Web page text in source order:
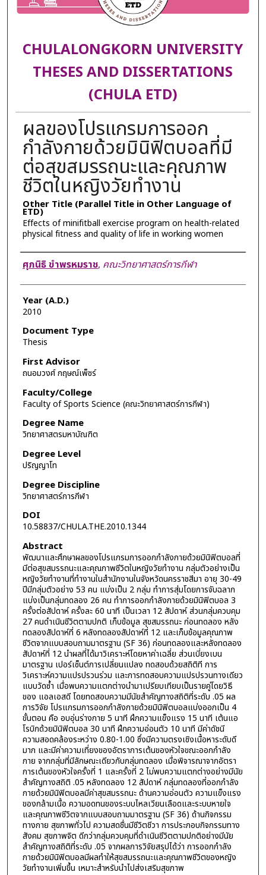
CHULALONGKORN UNIVERSITY
THESES AND DISSERTATIONS
(CHULA ETD)
ผลของโปรแกรมการออก
กำลังกายด้วยมินิฟิตบอลที่มี
ต่อสุขสมรรถนะและคุณภาพ
ชีวิตในหญิงวัยทำงาน
Other Title (Parallel Title in Other Language of
ETD)
Effects of minifitball exercise program on health-related
physical fitness and quality of life in working women
Author
ศุภนิธิ ขำพรหมราช, คณะวิทยาศาสตร์การกีฬา
Year (A.D.)
2010
Document Type
Thesis
First Advisor
ถนอมวงศ์ กฤษณ์เพ็ชร์
Faculty/College
Faculty of Sports Science (คณะวิทยาศาสตร์การกีฬา)
Degree Name
วิทยาศาสตรมหาบัณฑิต
Degree Level
ปริญญาโท
Degree Discipline
วิทยาศาสตร์การกีฬา
DOI
10.58837/CHULA.THE.2010.1344
Abstract
พัฒนาและศึกษาผลของโปรแกรมการออกกำลังกายด้วยมินิฟิตบอลที่
มีต่อสุขสมรรถนะและคุณภาพชีวิตในหญิงวัยทำงาน กลุ่มตัวอย่างเป็น
หญิงวัยทำงานที่ทำงานในสำนักงานในจังหวัดนครราชสีมา อายุ 30-49
ปีมีกลุ่มตัวอย่าง 53 คน แบ่งเป็น 2 กลุ่ม ทำการสุ่มโดยการจับฉลาก
แบ่งเป็นกลุ่มทดลอง 26 คน ทำการออกกำลังกายด้วยมินิฟิตบอล 3
ครั้งต่อสัปดาห์ ครั้งละ 60 นาที เป็นเวลา 12 สัปดาห์ ส่วนกลุ่มควบคุม
27 คนดำเนินชีวิตตามปกติ เก็บข้อมูล สุขสมรรถนะ ก่อนทดลอง หลัง
ทดลองสัปดาห์ที่ 6 หลังทดลองสัปดาห์ที่ 12 และเก็บข้อมูลคุณภาพ
ชีวิตจากแบบสอบถามมาตรฐาน (SF 36) ก่อนทดลองและหลังทดลอง
สัปดาห์ที่ 12 นำผลที่ได้มาวิเคราะห์โดยหาค่าเฉลี่ย ส่วนเบี่ยงเบน
มาตรฐาน เปอร์เซ็นต์การเปลี่ยนแปลง ทดสอบด้วยสถิติที การ
วิเคราะห์ความแปรปรวนร่วม และการทดสอบความแปรปรวนทางเดียว
แบบวัดซ้ำ เมื่อพบความแตกต่างนำมาเปรียบเทียบเป็นรายคู่โดยวิธี
ของ แอลเอสดี โดยทดสอบความมีนัยสำคัญทางสถิติที่ระดับ .05 ผล
การวิจัย โปรแกรมการออกกำลังกายด้วยมินิฟิตบอลแบ่งออกเป็น 4
ขั้นตอน คือ อบอุ่นร่างกาย 5 นาที ฝึกความแข็งแรง 15 นาที เต้นแอ
โรบิกด้วยมินิฟิตบอล 30 นาที ฝึกความอ่อนตัว 10 นาที มีค่าดัชนี
ความสอดคล้องระหว่าง 0.80-1.00 ซึ่งมีความตรงเชิงเนื้อหาระดับดี
มาก และมีค่าความเที่ยงของอัตราการเต้นของหัวใจขณะออกกำลัง
กาย จากกลุ่มที่มีลักษณะเดียวกับกลุ่มทดลอง เมื่อพิจารณาจากอัตรา
การเต้นของหัวใจครั้งที่ 1 และครั้งที่ 2 ไม่พบความแตกต่างอย่างมีนัย
สำคัญทางสถิติ .05 หลังทดลอง 12 สัปดาห์ กลุ่มทดลองที่ออกกำลัง
กายด้วยมินิฟิตบอลมีค่าสุขสมรรถนะ ด้านความอ่อนตัว ความแข็งแรง
ของกล้ามเนื้อ ความอดทนของระบบไหลเวียนเลือดและระบบหายใจ
และคุณภาพชีวิตจากแบบสอบถามมาตรฐาน (SF 36) ด้านกิจกรรม
ทางกาย สุขภาพทั่วไป ความสดชื่นมีชีวิตชีวา การประกอบกิจกรรมทาง
สังคม สุขภาพจิต ดีกว่ากลุ่มควบคุมที่ดำเนินชีวิตตามปกติอย่างมีนัย
สำคัญทางสถิติที่ระดับ .05 จากผลการวิจัยสรุปได้ว่า การออกกำลัง
กายด้วยมินิฟิตบอลมีผลทำให้สุขสมรรถนะและคุณภาพชีวิตของหญิง
วัยทำงานเพิ่มขึ้น เหมาะสำหรับนำไปส่งเสริมสุขภาพ